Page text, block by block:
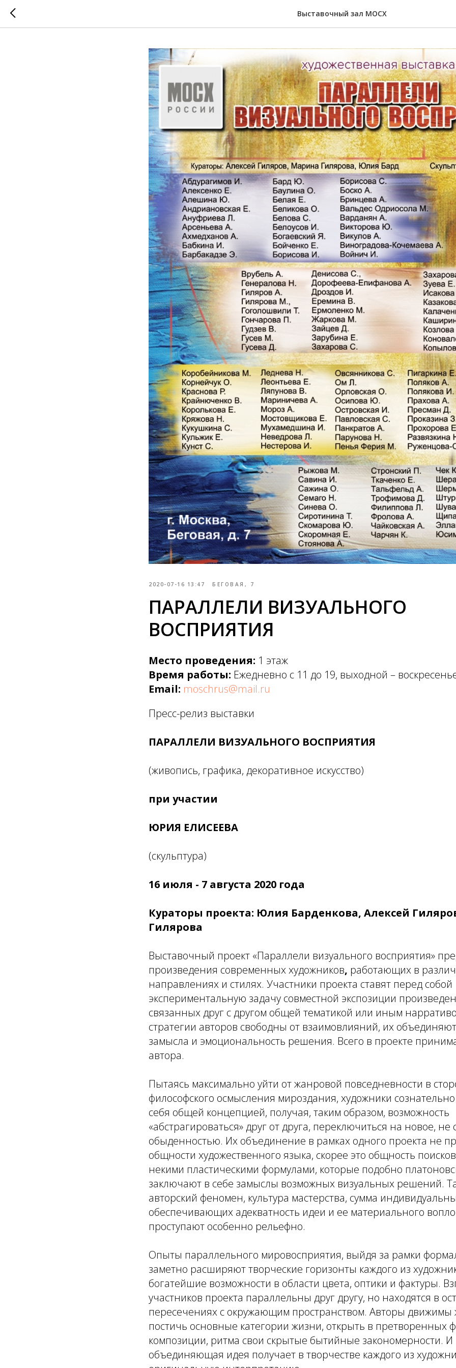
Выставочный зал МОСХ
2020-07-16 13:47 БЕГОВАЯ, 7
ПАРАЛЛЕЛИ ВИЗУАЛЬНОГО
ВОСПРИЯТИЯ
Место проведения: 1 этаж
Время работы: Ежедневно с 11 до 19, выходной –
Email: moschrus@mail.ru
Пресс-релиз выставки
ПАРАЛЛЕЛИ ВИЗУАЛЬНОГО ВОСПРИЯТИЯ
(живопись, графика, декоративное искусство)
при участии
ЮРИЯ ЕЛИСЕЕВА
(скульптура)
16 июля - 7 августа 2020 года
Кураторы проекта: Юлия Барденкова, Алексей
Гилярова
Выставочный проект «Параллели визуального восприятия»
произведения современных художников, работающих в
направлениях и стилях. Участники проекта ставят перед собой
экспериментальную задачу совместной экспозиции
связанных друг с другом общей тематикой или иным
стратегии авторов свободны от взаимовлияний, их
замысла и эмоциональность решения. Всего в проекте
автора.
Пытаясь максимально уйти от жанровой повседневности в
философского осмысления мироздания, художники
себя общей концепцией, получая, таким образом, возможность
«абстрагироваться» друг от друга, переключиться на новое, не
обыденностью. Их объединение в рамках одного проекта не
общности художественного языка, скорее это общность
некими пластическими формулами, которые подобно
заключают в себе замыслы возможных визуальных решений.
авторский феномен, культура мастерства, сумма
обеспечивающих адекватность идеи и ее материального
проступают особенно рельефно.
Опыты параллельного мировосприятия, выйдя за рамки
заметно расширяют творческие горизонты каждого из
богатейшие возможности в области цвета, оптики и фактуры.
участников проекта параллельны друг другу, но находятся в
пересечениях с окружающим пространством. Авторы
постичь основные категории жизни, открыть в претворенных
композиции, ритма свои скрытые бытийные закономерности. И
объединяющая идея получает в творчестве каждого из